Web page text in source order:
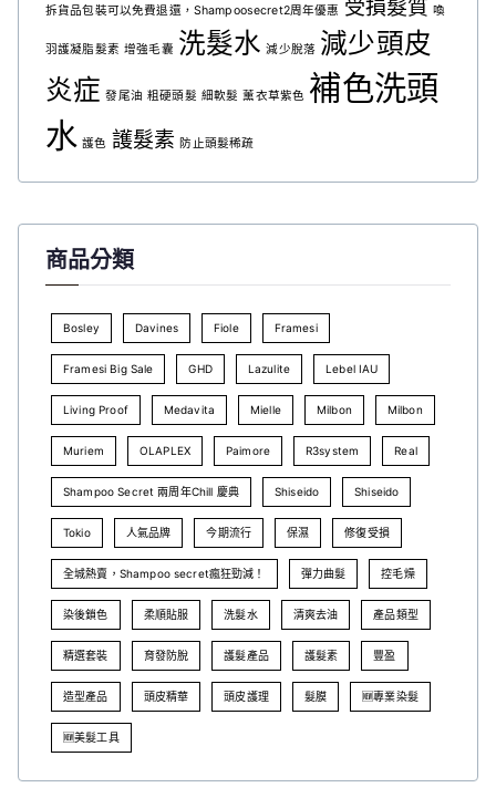
拆貨品包裝可以免費退還，Shampoosecret2周年優惠 受損髮質 喚
羽護凝脂髮素 增強毛囊 洗髮水 減少脫落 減少頭皮
炎症 發尾油 粗硬頭髮 細軟髮 薰衣草紫色 補色洗頭
水 護色 護髮素 防止頭髮稀疏
商品分類
Bosley Davines Fiole Framesi
Framesi Big Sale GHD Lazulite Lebel IAU
Living Proof Medavita Mielle Milbon Milbon
Muriem OLAPLEX Paimore R3system Real
Shampoo Secret 兩周年Chill 慶典 Shiseido Shiseido
Tokio 人氣品牌 今期流行 保濕 修復受損
全城熱賣，Shampoo secret瘋狂勁減！ 彈力曲髮 控毛燥
染後鎖色 柔順貼服 洗髮水 清爽去油 產品類型
精選套裝 育發防脫 護髮產品 護髮素 豐盈
造型產品 頭皮精華 頭皮護理 髮膜 🆕專業染髮
🆕美髮工具